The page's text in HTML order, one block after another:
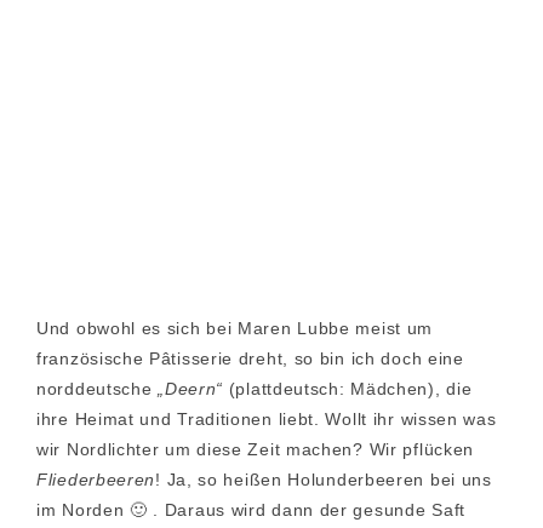
Und obwohl es sich bei Maren Lubbe meist um
französische Pâtisserie dreht, so bin ich doch eine
norddeutsche
„Deern“ (plattdeutsch: Mädchen), die
ihre Heimat und Traditionen liebt. Wollt ihr wissen was
wir Nordlichter um diese Zeit machen? Wir pflücken
Fliederbeeren! Ja, so heißen Holunderbeeren bei uns
im Norden 🙂 . Daraus wird dann der gesunde Saft